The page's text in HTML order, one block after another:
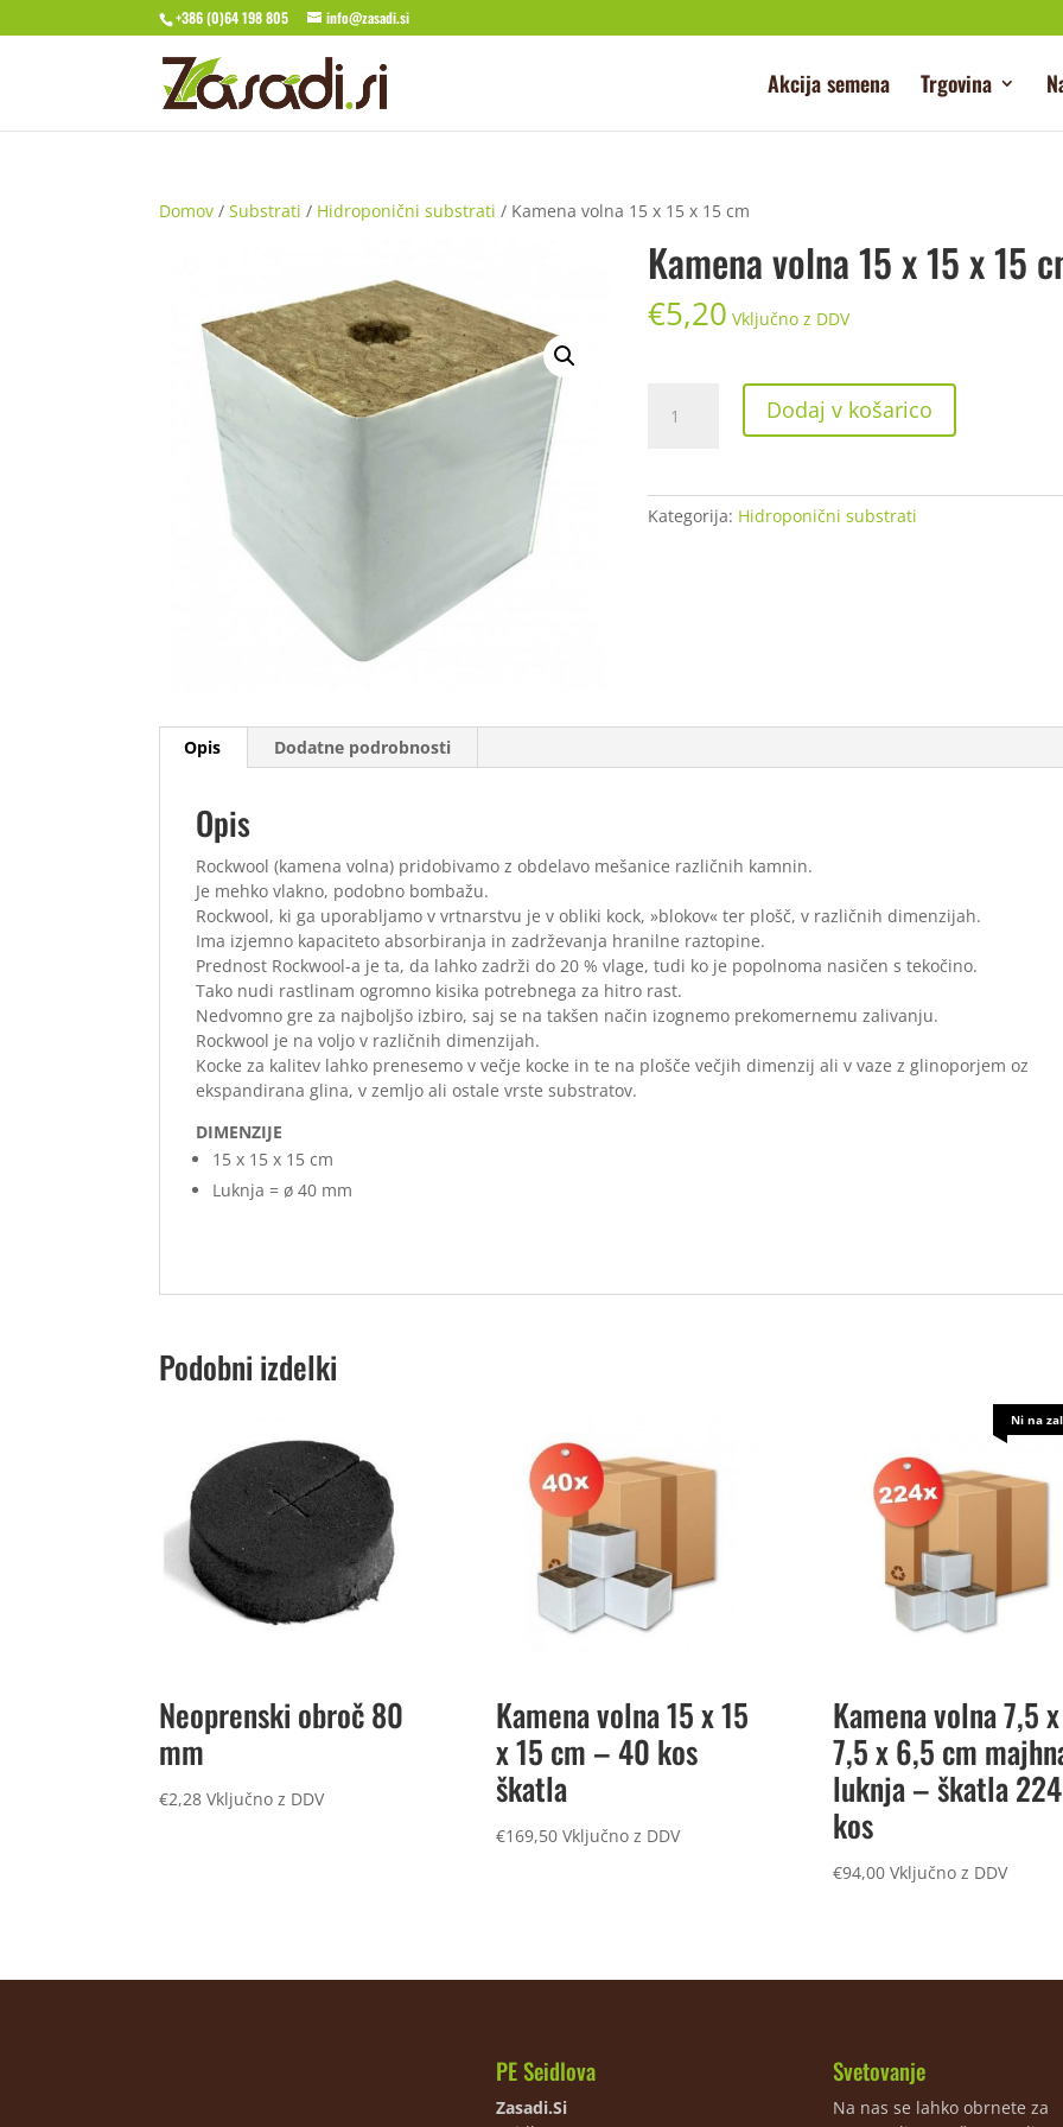
+386 (0)64 198 805 info@zasadi.si
Akcija semena Trgovina
Domov /Substrati / Hidroponični substrati / Kamena volna 15 x 15 x 15 cm
Kamena volna 15 x 15 x 15
€5,20 Vključno z DDV
volna
15
x
Dodaj v košarico
Kategorija: Hidroponični substrati
Opis Dodatne podrobnosti
Opis
Rockwool (kamena volna) pridobivamo z obdelavo mešanice različnih kamnin.
Je mehko vlakno, podobno bombažu.
Rockwool, ki ga uporabljamo v vrtnarstvu je v obliki kock, »blokov« ter plošč, v različnih dimenzijah.
Ima izjemno kapaciteto absorbiranja in zadrževanja hranilne raztopine.
Prednost Rockwool-a je ta, da lahko zadrži do 20 % vlage, tudi ko je popolnoma nasičen s tekočino.
Tako nudi rastlinam ogromno kisika potrebnega za hitro rast.
Nedvomno gre za najboljšo izbiro, saj se na takšen način izognemo prekomernemu zalivanju.
Rockwool je na voljo v različnih dimenzijah.
Kocke za kalitev lahko prenesemo v večje kocke in te na plošče večjih dimenzij ali v vaze z glinoporjem oz
ekspandirana glina, v zemljo ali ostale vrste substratov.
DIMENZIJE
15 x 15 x 15 cm
Luknja = ø 40 mm
Podobni izdelki
Neoprenski obroč 80
mm
€2,28 Vključno z DDV
Kamena volna 15 x 15
x 15 cm – 40 kos
škatla
€169,50 Vključno z DDV
Ni na
Kamena volna 7,5 x
7,5 x 6,5 cm
luknja – škatla 224
kos
€94,00 Vključno z DDV
PE Seidlova
Zasadi.Si
Svetovanje
Na nas se lahko obrnete za